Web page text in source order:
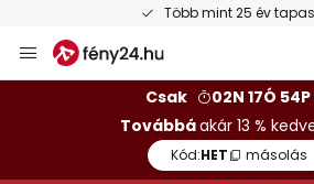
Több mint 25 év
Ugrás
a
Csak
02N 17Ó
Továbbáakár 13 %
Kód:HET másolás